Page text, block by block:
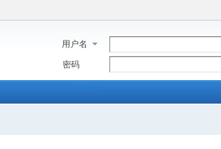
用户名
密码